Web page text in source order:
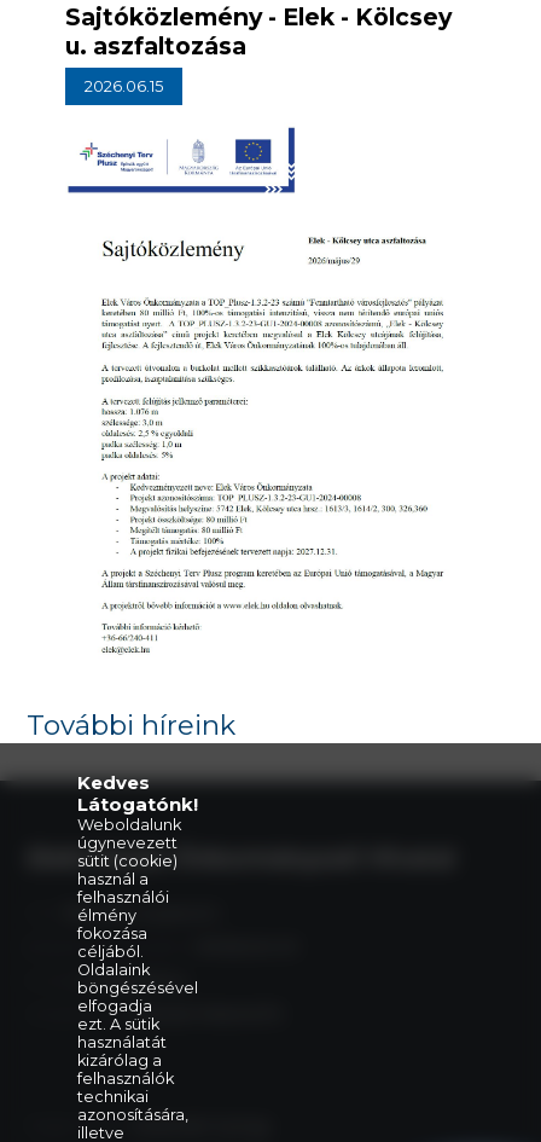
Sajtóközlemény - Elek - Kölcsey
u. aszfaltozása
2026.06.15
További híreink
Eleki Közös Önkormányzati Hivatal
5742 Elek, Gyulai út 2.
Központi telefonszám:
E-mail:elek@elek.hu
Hivatali Kapu:PHELEK,706040373
Polgármester:Szelezsán György
Kedves
Látogatónk!
Weboldalunk
úgynevezett
sütit (cookie)
használ a
felhasználói
élmény
fokozása
céljából.
Oldalaink
böngészésével
elfogadja
ezt. A sütik
használatát
kizárólag a
felhasználók
technikai
azonosítására,
illetve